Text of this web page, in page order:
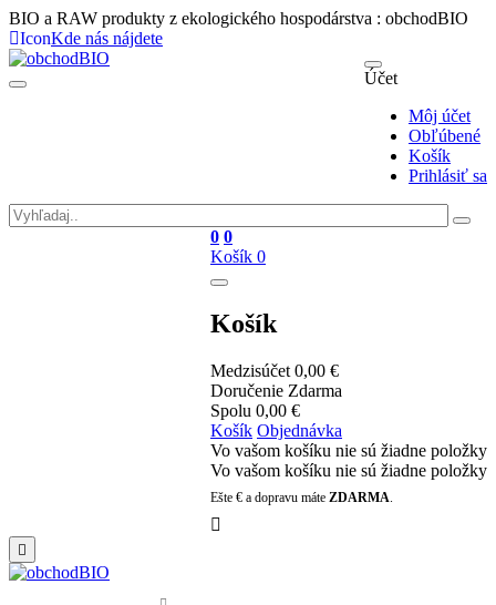
BIO a RAW produkty z ekologického hospodárstva : obchodBIO
IconKde nás nájdete
Účet
Môj účet
Obľúbené
Košík
Prihlásiť sa
0 0
Košík 0
Košík
Medzisúčet 0,00 €
Doručenie Zdarma
Spolu 0,00 €
Košík Objednávka
Vo vašom košíku nie sú žiadne položky
Vo vašom košíku nie sú žiadne položky
Ešte € a dopravu máte ZDARMA.

